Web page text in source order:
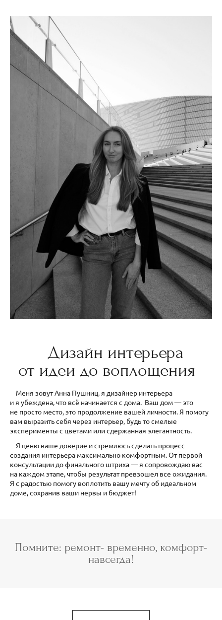
Дизайн интерьера
от идеи до воплощения
Меня зовут Анна Пушниц, я дизайнер интерьера
и я убеждена, что всё начинается с дома. Ваш дом — это
не просто место, это продолжение вашей личности. Я помогу
вам выразить себя через интерьер, будь то смелые
эксперименты с цветами или сдержанная элегантность.
Я ценю ваше доверие и стремлюсь сделать процесс
создания интерьера максимально комфортным. От первой
консультации до финального штриха — я сопровождаю вас
на каждом этапе, чтобы результат превзошел все ожидания.
Я с радостью помогу воплотить вашу мечту об идеальном
доме, сохранив ваши нервы и бюджет!
Помните: ремонт- временно, комфорт-
навсегда!